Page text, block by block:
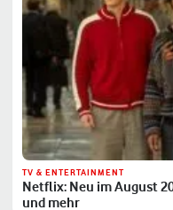
TV & ENTERTAINMENT
Netflix: Neu im August
und mehr